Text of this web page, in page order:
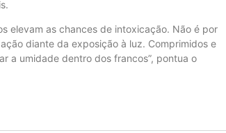
elevam as chances de intoxicação. Não é por
diante da exposição à luz. Comprimidos e
a umidade dentro dos francos”, pontua o